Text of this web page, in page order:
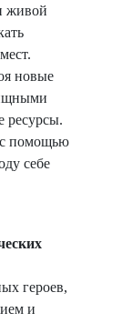
живой
новые
ресурсы.
помощью
себе
героев,
и